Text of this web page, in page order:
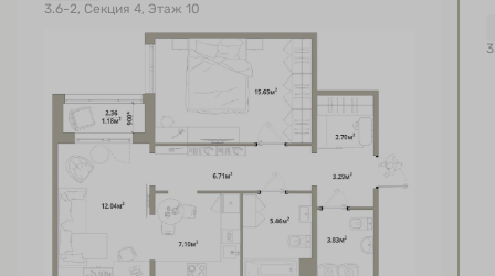
3.6-2, Секция 4, Этаж 10